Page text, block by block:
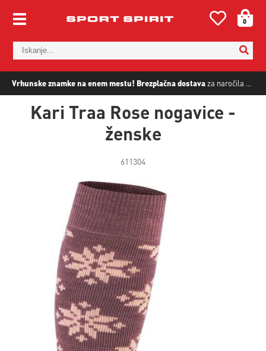
Vrhunske znamke na enem mestu! Brezplačna dostavaza naročila nad
0
Kari Traa Rose nogavice -
ženske
611304